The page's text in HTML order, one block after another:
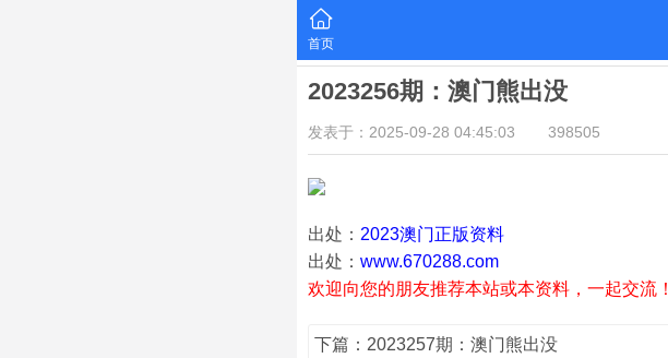
首页
2023256期：澳门熊出没
发表于：2025-09-28 04:45:03 398505
出处： 2023澳门正版资料
出处： www.670288.com
欢迎向您的朋友推荐本站或本资料，一起交流！
下篇：2023257期：澳门熊出没